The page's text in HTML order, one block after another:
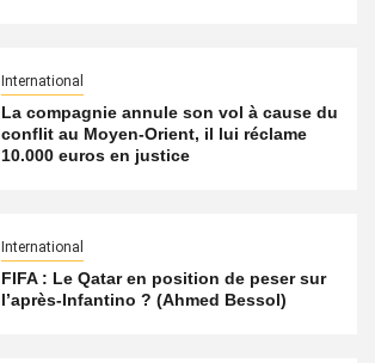
International
La compagnie annule son vol à cause du
conflit au Moyen-Orient, il lui réclame
10.000 euros en justice
International
FIFA : Le Qatar en position de peser sur
l’après-Infantino ? (Ahmed Bessol)